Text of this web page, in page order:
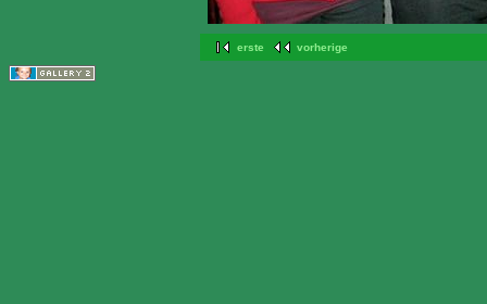
erste vorherige